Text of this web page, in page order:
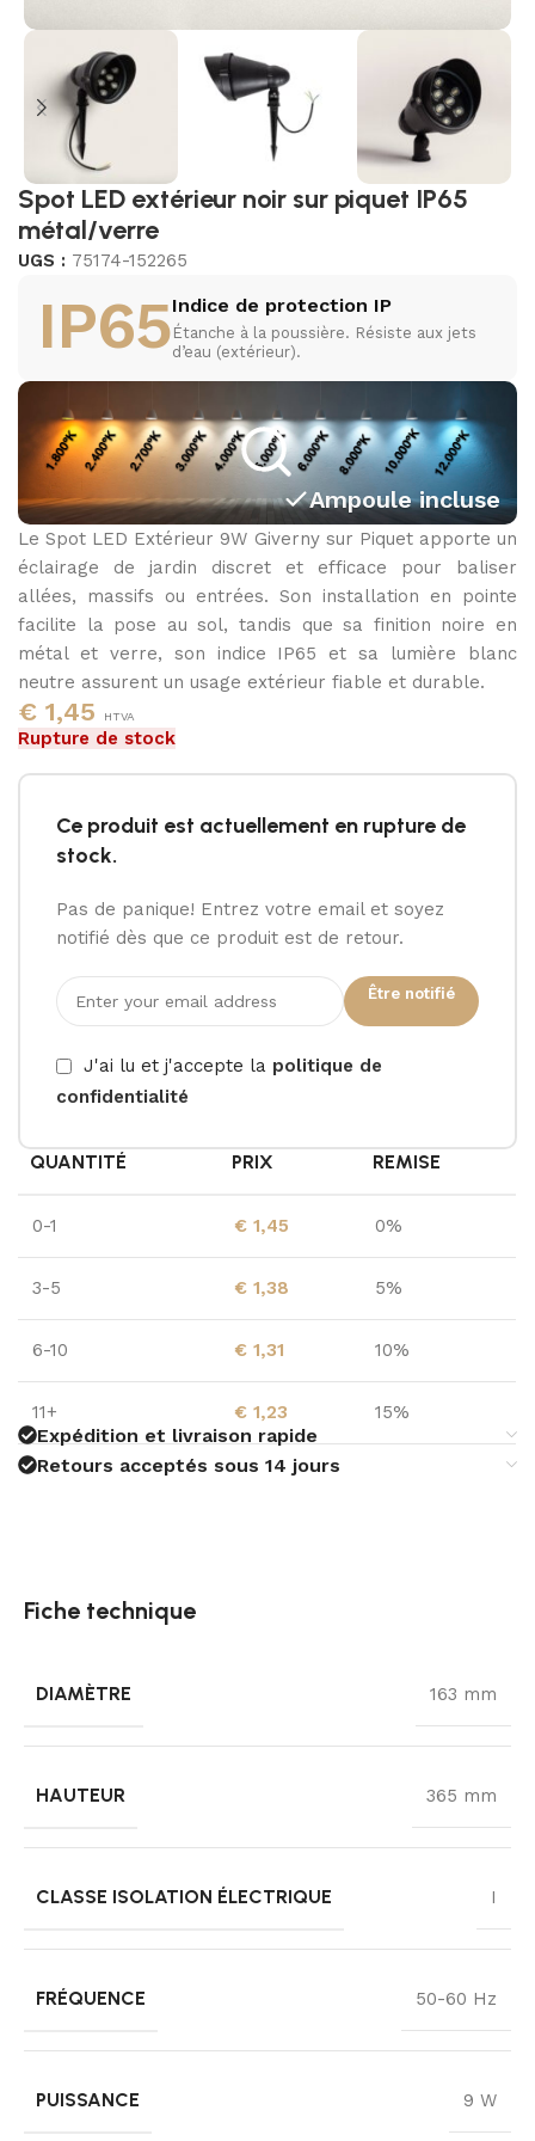
Spot LED extérieur noir sur piquet IP65
métal/verre
UGS : 75174-152265
IP65Indice de protection IP
Étanche à la poussière. Résiste aux jets
d’eau (extérieur).
4000K
Ampoule incluse
Le Spot LED Extérieur 9W Giverny sur Piquet apporte un
éclairage de jardin discret et efficace pour baliser
allées, massifs ou entrées. Son installation en pointe
facilite la pose au sol, tandis que sa finition noire en
métal et verre, son indice IP65 et sa lumière blanc
neutre assurent un usage extérieur fiable et durable.
€ 1,45 HTVA
Rupture de stock
Ce produit est actuellement en rupture de
stock.
Pas de panique! Entrez votre email et soyez
notifié dès que ce produit est de retour.
Être notifié
J'ai lu et j'accepte la politique de
confidentialité
QUANTITÉ PRIX REMISE
0-1 € 1,45 0%
3-5 € 1,38 5%
6-10 € 1,31 10%
11+ € 1,23 15%
Expédition et livraison rapide
Retours acceptés sous 14 jours
Fiche technique
DIAMÈTRE 163 mm
HAUTEUR 365 mm
CLASSE ISOLATION ÉLECTRIQUE I
FRÉQUENCE 50-60 Hz
PUISSANCE 9 W